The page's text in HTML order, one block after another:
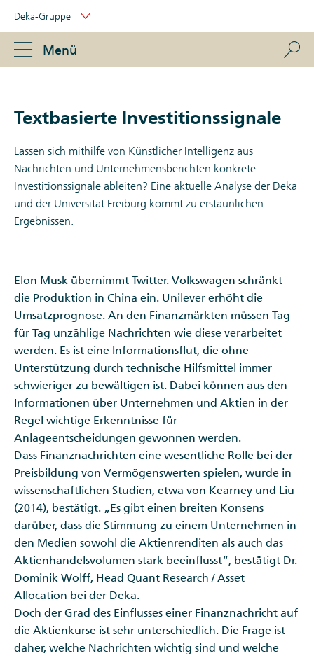
Links
Navigation
Portal
Navigation
Deka-Gruppe
Menü
Textbasierte Investitionssignale
Lassen sich mithilfe von Künstlicher Intelligenz aus
Nachrichten und Unternehmensberichten konkrete
Investitionssignale ableiten? Eine aktuelle Analyse der Deka
und der Universität Freiburg kommt zu erstaunlichen
Ergebnissen.
Elon Musk übernimmt Twitter. Volkswagen schränkt
die Produktion in China ein. Unilever erhöht die
Umsatzprognose. An den Finanzmärkten müssen Tag
für Tag unzählige Nachrichten wie diese verarbeitet
werden. Es ist eine Informationsflut, die ohne
Unterstützung durch technische Hilfsmittel immer
schwieriger zu bewältigen ist. Dabei können aus den
Informationen über Unternehmen und Aktien in der
Regel wichtige Erkenntnisse für
Anlageentscheidungen gewonnen werden.
Dass Finanznachrichten eine wesentliche Rolle bei der
Preisbildung von Vermögenswerten spielen, wurde in
wissenschaftlichen Studien, etwa von Kearney und Liu
(2014), bestätigt. „Es gibt einen breiten Konsens
darüber, dass die Stimmung zu einem Unternehmen in
den Medien sowohl die Aktienrenditen als auch das
Aktienhandelsvolumen stark beeinflusst“, bestätigt Dr.
Dominik Wolff, Head Quant Research / Asset
Allocation bei der Deka.
Doch der Grad des Einflusses einer Finanznachricht auf
die Aktienkurse ist sehr unterschiedlich. Die Frage ist
daher, welche Nachrichten wichtig sind und welche